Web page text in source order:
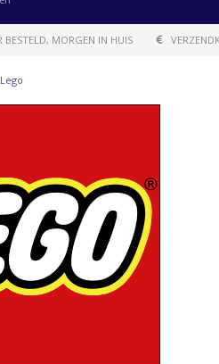
BESTELD, MORGEN IN HUIS
Lego